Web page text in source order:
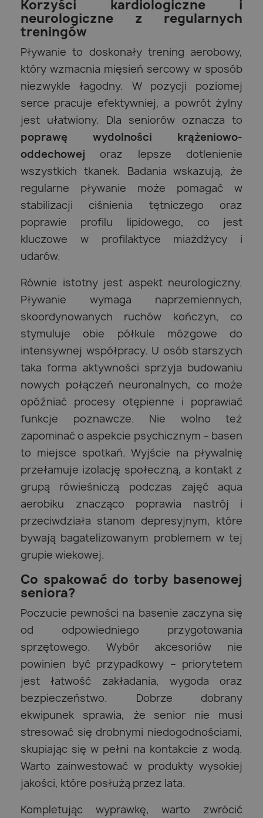
Korzyści kardiologiczne i
neurologiczne z regularnych
treningów
Pływanie to doskonały trening aerobowy,
który wzmacnia mięsień sercowy w sposób
niezwykle łagodny. W pozycji poziomej
serce pracuje efektywniej, a powrót żylny
jest ułatwiony. Dla seniorów oznacza to
poprawę wydolności krążeniowo-
oddechowej oraz lepsze dotlenienie
wszystkich tkanek. Badania wskazują, że
regularne pływanie może pomagać w
stabilizacji ciśnienia tętniczego oraz
poprawie profilu lipidowego, co jest
kluczowe w profilaktyce miażdżycy i
udarów.
Równie istotny jest aspekt neurologiczny.
Pływanie wymaga naprzemiennych,
skoordynowanych ruchów kończyn, co
stymuluje obie półkule mózgowe do
intensywnej współpracy. U osób starszych
taka forma aktywności sprzyja budowaniu
nowych połączeń neuronalnych, co może
opóźniać procesy otępienne i poprawiać
funkcje poznawcze. Nie wolno też
zapominać o aspekcie psychicznym – basen
to miejsce spotkań. Wyjście na pływalnię
przełamuje izolację społeczną, a kontakt z
grupą rówieśniczą podczas zajęć aqua
aerobiku znacząco poprawia nastrój i
przeciwdziała stanom depresyjnym, które
bywają bagatelizowanym problemem w tej
grupie wiekowej.
Co spakować do torby basenowej
seniora?
Poczucie pewności na basenie zaczyna się
od odpowiedniego przygotowania
sprzętowego. Wybór akcesoriów nie
powinien być przypadkowy – priorytetem
jest łatwość zakładania, wygoda oraz
bezpieczeństwo. Dobrze dobrany
ekwipunek sprawia, że senior nie musi
stresować się drobnymi niedogodnościami,
skupiając się w pełni na kontakcie z wodą.
Warto zainwestować w produkty wysokiej
jakości, które posłużą przez lata.
Kompletując wyprawkę, warto zwrócić